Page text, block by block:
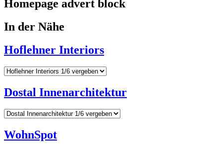
Homepage advert block
In der Nähe
Hoflehner Interiors
Dostal Innenarchitektur
WohnSpot